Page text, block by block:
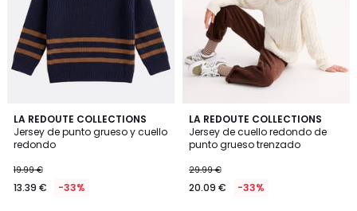
LA REDOUTE COLLECTIONS
Jersey de punto grueso y cuello
redondo
19.99 €
13.39 € -33%
5
/
5
LA REDOUTE COLLECTIONS
Jersey de cuello redondo de
punto grueso trenzado
29.99 €
20.09 € -33%
5
/
5